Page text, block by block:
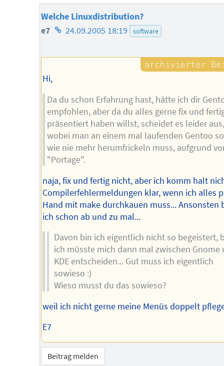
Welche Linuxdistribution?
e7 Homepage
Autors
24.09.2005 18:19 software
Hi,
Da du schon Erfahrung hast, hätte ich dir
empfohlen, aber da du alles gerne fix und
präsentiert haben willst, scheidet es leider
wobei man an einem mal laufenden Gentoo
wie nie mehr herumfrickeln muss, aufgrund
"Portage".
naja, fix und fertig nicht, aber ich komm halt
Compilerfehlermeldungen klar, wenn ich alles
Hand mit make durchkauen muss... Ansonsten
ich schon ab und zu mal...
Davon bin ich eigentlich nicht so begeistert,
ich müsste mich dann mal zwischen Gnome
KDE entscheiden... Gut muss ich eigentlich
sowieso :)
Wieso musst du das sowieso?
weil ich nicht gerne meine Menüs doppelt
E7
Beitrag melden